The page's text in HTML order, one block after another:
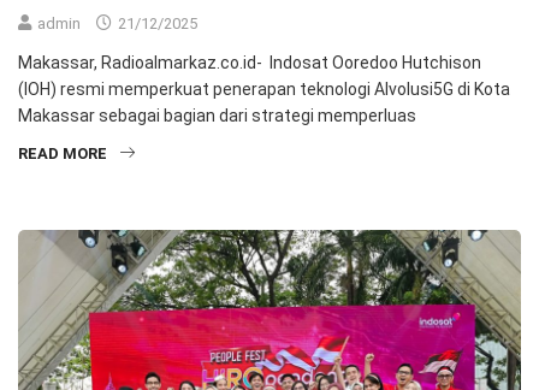
admin 21/12/2025
Makassar, Radioalmarkaz.co.id- Indosat Ooredoo Hutchison
(IOH) resmi memperkuat penerapan teknologi AIvolusi5G di Kota
Makassar sebagai bagian dari strategi memperluas
READ MORE